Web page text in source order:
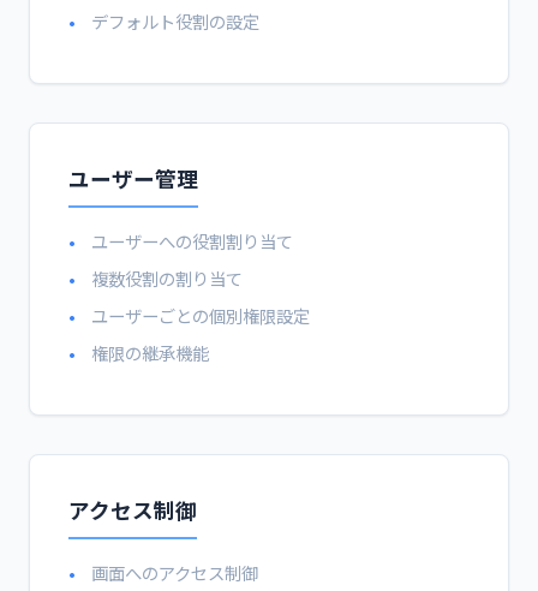
デフォルト役割の設定
ユーザー管理
ユーザーへの役割割り当て
複数役割の割り当て
ユーザーごとの個別権限設定
権限の継承機能
アクセス制御
画面へのアクセス制御